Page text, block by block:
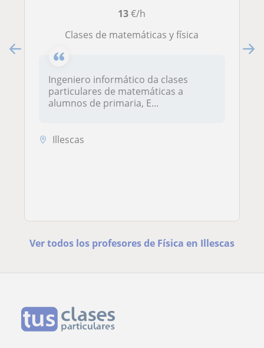
13€/h
Clases de matemáticas y física
Ingeniero informático da clases
particulares de matemáticas a
alumnos de primaria, E...
Illescas
Ver todos los profesores de Física en Illescas